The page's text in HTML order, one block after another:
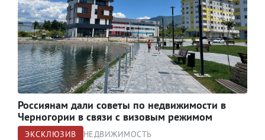
Россиянам дали советы по недвижимости в
Черногории в связи с визовым режимом
ЭКСКЛЮЗИВ НЕДВИЖИМОСТЬ